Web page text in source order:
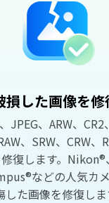
損した画像を修
JPEG、ARW、CR2
、SRW、CRW、
復します。Nikon®
などの人気カ
した画像を修復しま